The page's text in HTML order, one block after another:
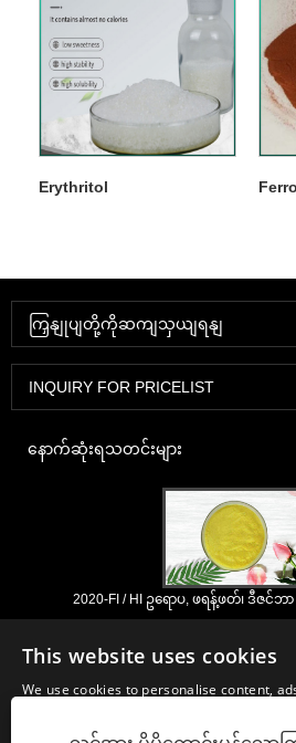
Erythritol
ကြှနျုပျတို့ကိုဆကျသှယျရနျ
INQUIRY FOR PRICELIST
နောက်ဆုံးရသတင်းများ
2020-FI / HI ဥရောပ, ဖရန့်ဖတ်၊ ဒီဇင်ဘာ
ကျနော်တို့နှစ်ပေါင်းများစွာအတွေ့အကြုံနှင့်ငါတို့
တရုတ်, ဂျပန်နှင့်ကိုရီးယားအခြေစိုက်အဓိက
များမှ nutraceuticals, ဖြည့်စွက်ခြင်းနှ
အဖျော်ယမကာစက်မှုလုပ်ငန်းများအတွက်မရှိမဖြစ်
This website uses cookies
We use cookies to personalise content,
We also share information about your
advertising and analytics partners who